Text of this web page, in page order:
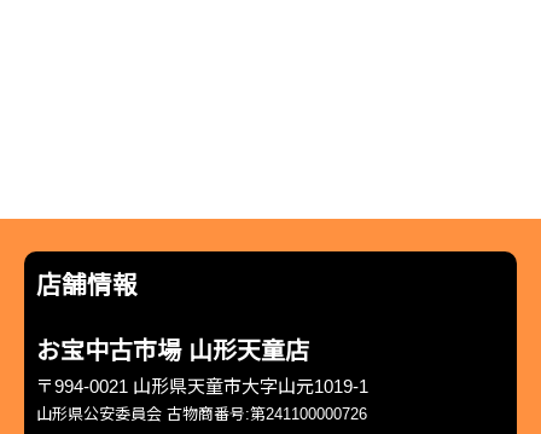
店舗情報
お宝中古市場 山形天童店
〒994-0021 山形県天童市大字山元1019-1
山形県公安委員会 古物商番号:第241100000726